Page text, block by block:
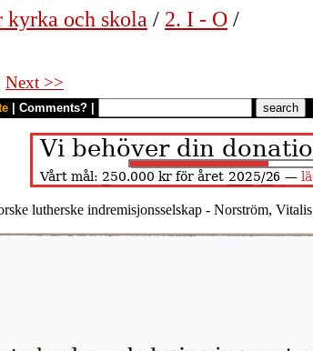
och skola / 2. I - O /
Next >>
Comments?
lutherske indremisjonsselskap - Norström, Vitalis